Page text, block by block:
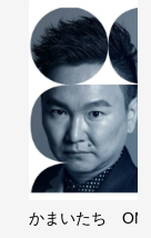
かまいたち